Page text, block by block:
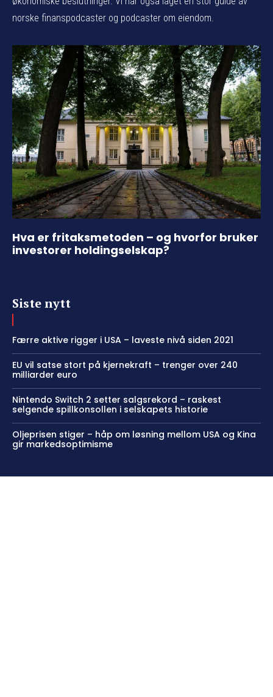
norske finanspodcaster og podcaster om eiendom.
Hva er fritaksmetoden – og hvorfor bruker
investorer holdingselskap?
Siste nytt
Færre aktive rigger i USA – laveste nivå siden 2021
EU vil satse stort på kjernekraft – trenger over 240
milliarder euro
Nintendo Switch 2 setter salgsrekord – raskest
selgende spillkonsollen i selskapets historie
Oljeprisen stiger – håp om løsning mellom USA og Kina
gir markedsoptimisme